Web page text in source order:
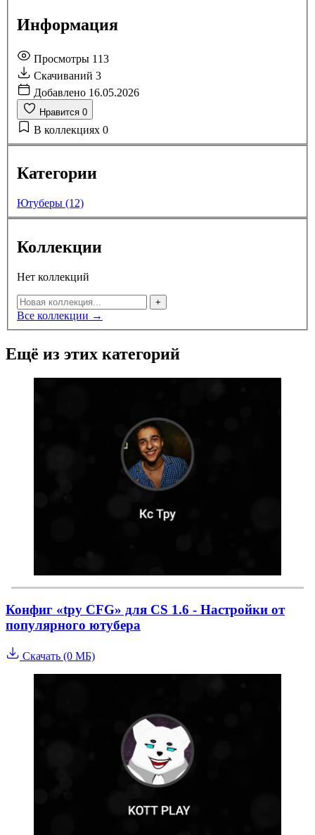
Информация
Просмотры 113
Скачиваний 3
Добавлено 16.05.2026
Нравится 0
В коллекциях 0
Категории
Ютуберы (12)
Коллекции
Нет коллекций
+
Все коллекции →
Ещё из этих категорий
Конфиг «tpy CFG» для CS 1.6 - Настройки от
популярного ютубера
Скачать (0 МБ)